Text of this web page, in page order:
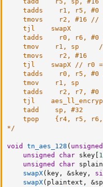
tadds    r1, r5, #0
tmovs    r2, #16 //
    tjl    swapX
tadds    r0, r6, #0
tmov    r1, sp
    tmovs    r2, #16
tjl    swapX // r0
tadds    r0, r5, #0
tmov    r1, sp
    tadds    r2, r7, #0
tjl
    tadd    sp, #32
tpop    {r4, r5,
*/
void tn_aes_128 ( unsigned
unsigned
char skey
unsigned
char
swapX( key , &skey ,
swapX( plaintext , &